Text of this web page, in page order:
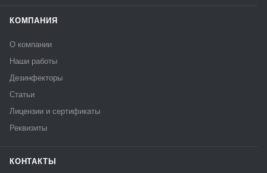
КОМПАНИЯ
О компании
Наши работы
Дезинфекторы
Статьи
Лицензии и сертификаты
Реквизиты
КОНТАКТЫ